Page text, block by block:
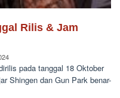
Rilis & Jam
pada tanggal 18 Oktober
Shingen dan Gun Park benar-